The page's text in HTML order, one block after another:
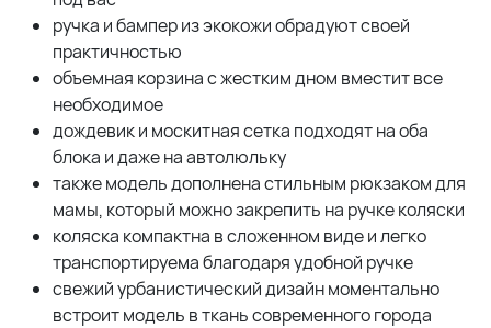
ручка и бампер из экокожи обрадуют своей
практичностью
объемная корзина с жестким дном вместит все
необходимое
дождевик и москитная сетка подходят на оба
блока и даже на автолюльку
также модель дополнена стильным рюкзаком для
мамы, который можно закрепить на ручке коляски
коляска компактна в сложенном виде и легко
транспортируема благодаря удобной ручке
свежий урбанистический дизайн моментально
встроит модель в ткань современного города